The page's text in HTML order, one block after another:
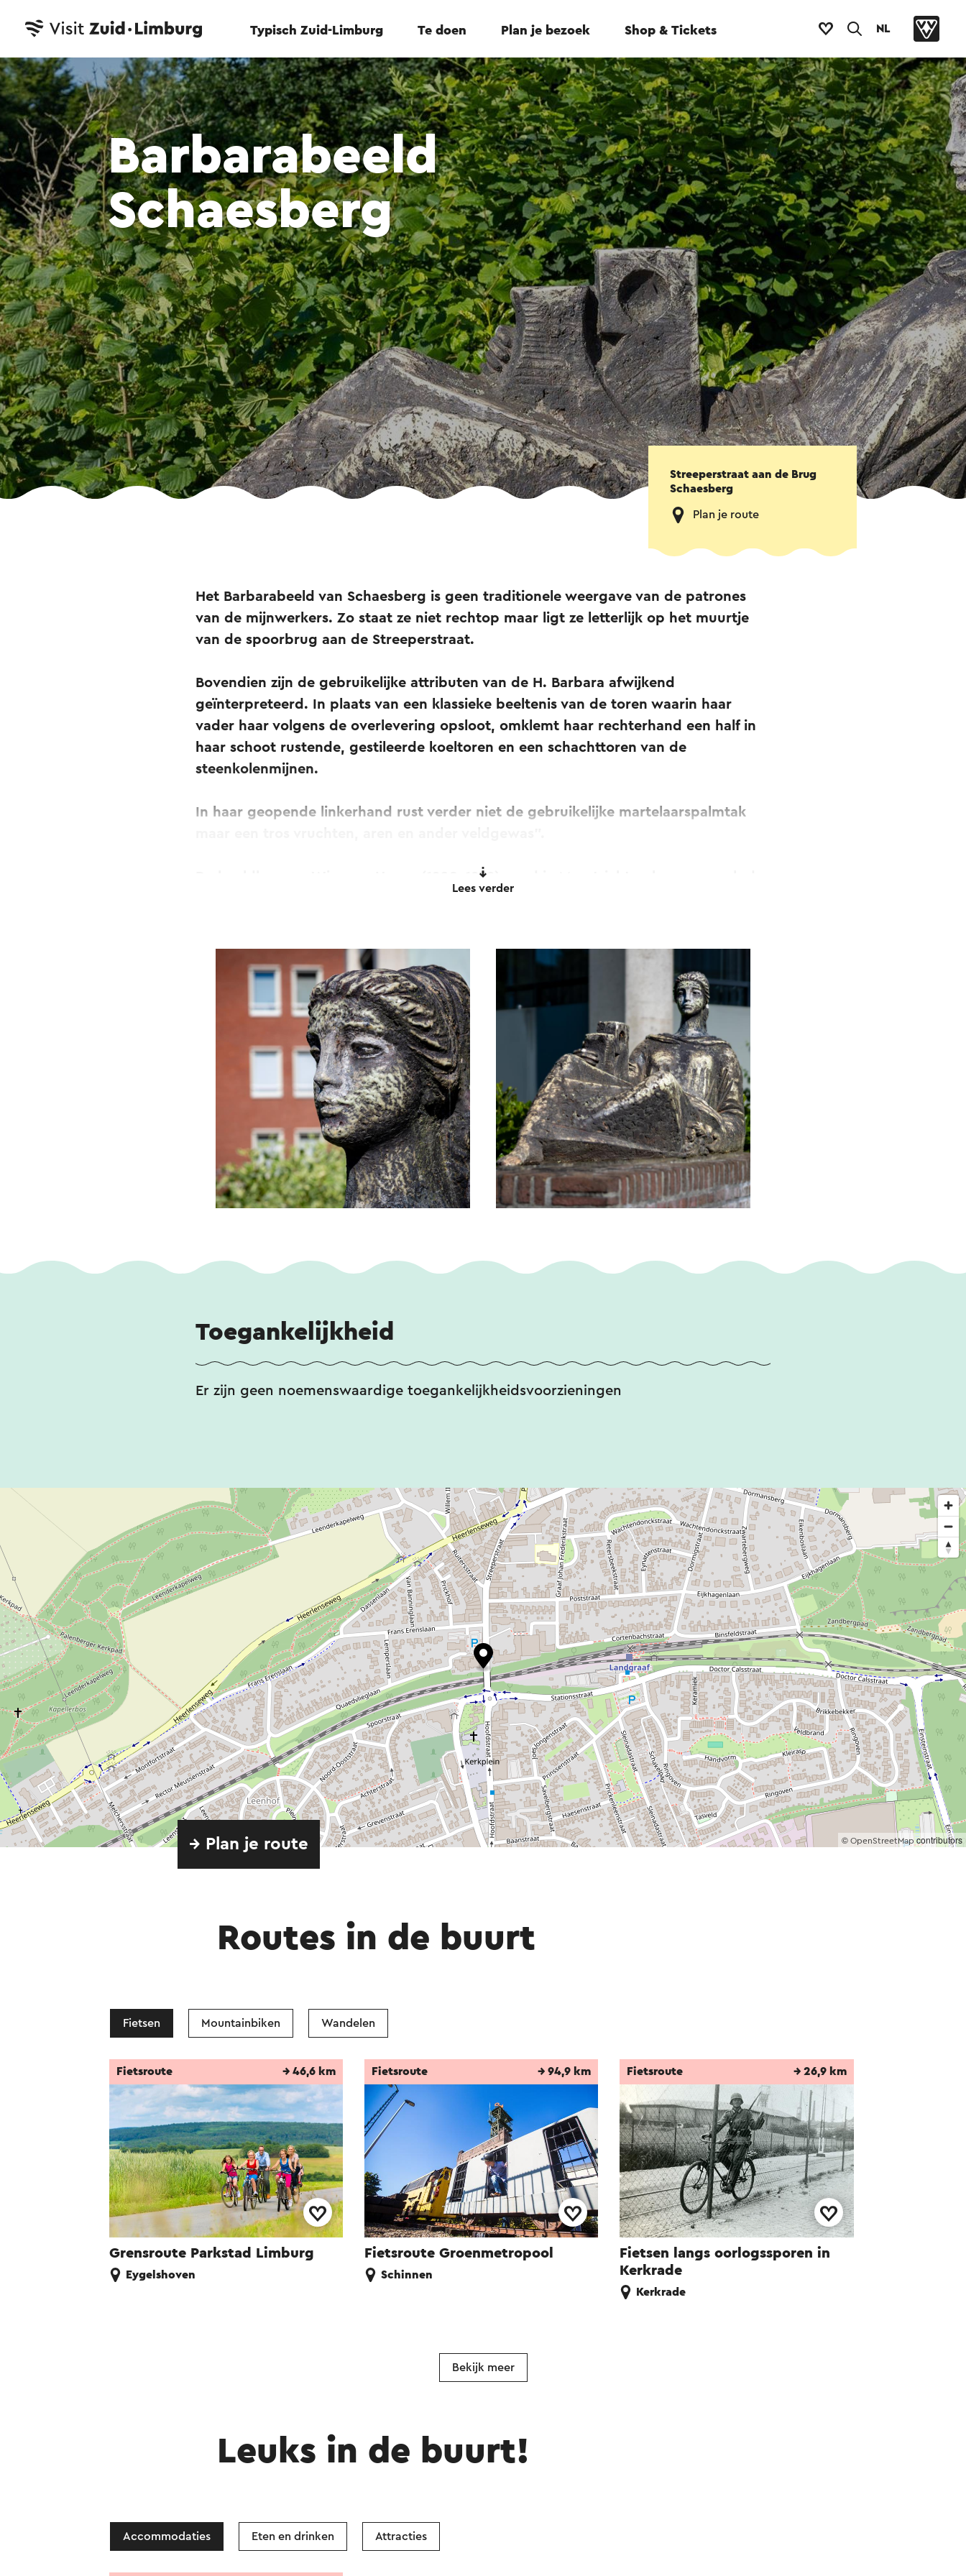
Typisch Zuid-Limburg Te doen Plan je bezoek Shop & Tickets NL
Barbarabeeld
Schaesberg
Streeperstraat aan de Brug
Schaesberg
Plan je route
Het Barbarabeeld van Schaesberg is geen traditionele weergave van de patrones
van de mijnwerkers. Zo staat ze niet rechtop maar ligt ze letterlijk op het muurtje
van de spoorbrug aan de Streeperstraat.
Bovendien zijn de gebruikelijke attributen van de H. Barbara afwijkend
geïnterpreteerd. In plaats van een klassieke beeltenis van de toren waarin haar
vader haar volgens de overlevering opsloot, omklemt haar rechterhand een half in
haar schoot rustende, gestileerde koeltoren en een schachttoren van de
steenkolenmijnen.
In haar geopende linkerhand rust verder niet de gebruikelijke martelaarspalmtak
De beeldhouwer Wim van Hoorn (1908-1979) werd in Maastricht geboren en volgde
Een ander bekend beeld van hem is D’r Joep, het mijnwerkersmonument op de
Markt in Kerkrade.
Lees verder
Toegankelijkheid
Er zijn geen noemenswaardige toegankelijkheidsvoorzieningen
© OpenStreetMap contributors
→ Plan je route
Routes in de buurt
Fietsen Mountainbiken Wandelen
Grensroute Parkstad Limburg
Fietsroute → 46,6 km
Eygelshoven
Fietsroute Groenmetropool
Fietsroute → 94,9 km
Schinnen
Fietsen langs oorlogssporen in
Kerkrade
Fietsroute → 26,9 km
Kerkrade
Bekijk meer
Leuks in de buurt!
Accommodaties Eten en drinken Attracties